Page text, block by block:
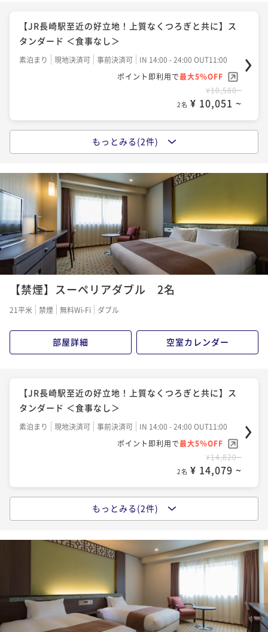
【JR長崎駅至近の好立地！上質なくつろぎと共に】ス
タンダード ＜食事なし＞
素泊まり 現地決済可 事前決済可
IN 14:00 - 24:00 OUT11:00
ポイント即利用で最大5％OFF
¥10,580~
2名 ¥ 10,051 ~
【事前決済限定でお得に】スタンダード ＜朝食付＞
ポイント即利用で最大5％OFF
2名 ¥ 14,212 ~
【地元長崎の食材を使用した朝ごはんで活力を】スタ
ンダード ＜朝食付＞
朝食付き 現地決済可 事前決済可
IN 14:00 - 24:00 OUT11:00
2名 ¥ 14,858 ~
もっとみる(2件)
【禁煙】スーペリアダブル 2名
21平米 禁煙 無料Wi-Fi ダブル
部屋詳細 空室カレンダー
【JR長崎駅至近の好立地！上質なくつろぎと共に】ス
タンダード ＜食事なし＞
素泊まり 現地決済可 事前決済可
IN 14:00 - 24:00 OUT11:00
ポイント即利用で最大5％OFF
¥14,820~
2名 ¥ 14,079 ~
【事前決済限定でお得に】スタンダード ＜朝食付＞
ポイント即利用で最大5％OFF
¥19,020~
¥ 18,069 ~
【地元長崎の食材を使用した朝ごはんで活力を】スタ
もっとみる(2件)